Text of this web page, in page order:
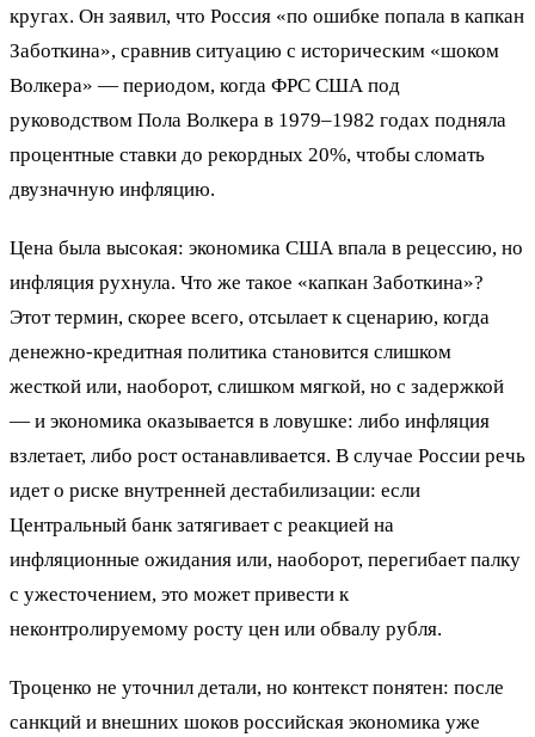
кругах. Он заявил, что Россия «по ошибке попала в капкан
Заботкина», сравнив ситуацию с историческим «шоком
Волкера» — периодом, когда ФРС США под
руководством Пола Волкера в 1979–1982 годах подняла
процентные ставки до рекордных 20%, чтобы сломать
двузначную инфляцию.
Цена была высокая: экономика США впала в рецессию, но
инфляция рухнула. Что же такое «капкан Заботкина»?
Этот термин, скорее всего, отсылает к сценарию, когда
денежно-кредитная политика становится слишком
жесткой или, наоборот, слишком мягкой, но с задержкой
— и экономика оказывается в ловушке: либо инфляция
взлетает, либо рост останавливается. В случае России речь
идет о риске внутренней дестабилизации: если
Центральный банк затягивает с реакцией на
инфляционные ожидания или, наоборот, перегибает палку
с ужесточением, это может привести к
неконтролируемому росту цен или обвалу рубля.
Троценко не уточнил детали, но контекст понятен: после
санкций и внешних шоков российская экономика уже